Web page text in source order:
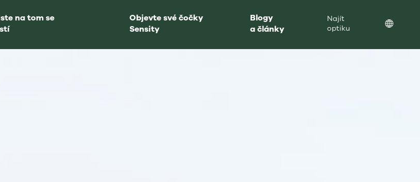
na tom se
Objevte své čočky
Sensity
Blogy
a články
Najít
optiku
Location